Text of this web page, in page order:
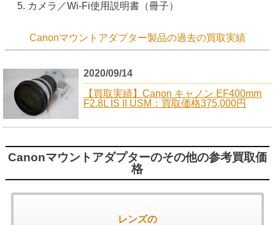
カメラ／Wi-Fi使用説明書（冊子）
Canonマウントアダプター製品の過去の買取実績
2020/09/14
【買取実績】Canon キャノン EF400mm
F2.8L IS II USM：買取価格375,000円
Canonマウントアダプターのその他の参考買取価
格
レンズの